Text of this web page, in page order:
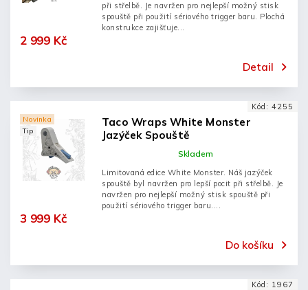
2 999 Kč
Detail
při střelbě. Je navržen pro nejlepší možný stisk
spouště při použití sériového trigger baru. Plochá
konstrukce zajišťuje...
Novinka
Tip
Taco Wraps White Monster
Jazýček Spouště
Skladem
3 999 Kč
Do košíku
Limitovaná edice White Monster. Náš jazýček
spouště byl navržen pro lepší pocit při střelbě. Je
navržen pro nejlepší možný stisk spouště při
použití sériového trigger baru....
Kód: 4255
Kód: 1967